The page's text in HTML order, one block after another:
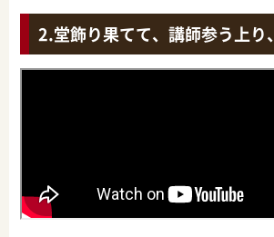
堂飾り果てて、講師参う上り、